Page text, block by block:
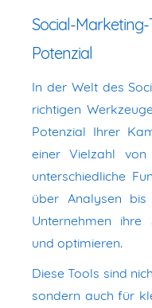
Social-
Potenzial
In der Welt des
richtigen
Potenzial Ihrer
einer Vielzahl
unterschiedliche
über Analysen
Unternehmen ihre
und optimieren.
Diese Tools sind
sondern auch für